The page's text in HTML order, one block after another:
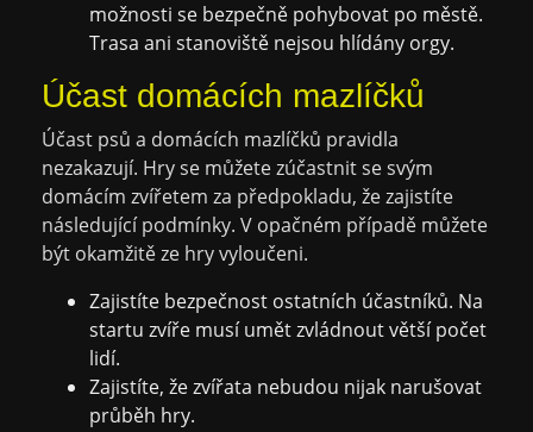
možnosti se bezpečně pohybovat po městě.
Trasa ani stanoviště nejsou hlídány orgy.
Účast domácích mazlíčků
Účast psů a domácích mazlíčků pravidla
nezakazují. Hry se můžete zúčastnit se svým
domácím zvířetem za předpokladu, že zajistíte
následující podmínky. V opačném případě můžete
být okamžitě ze hry vyloučeni.
Zajistíte bezpečnost ostatních účastníků. Na
startu zvíře musí umět zvládnout větší počet
lidí.
Zajistíte, že zvířata nebudou nijak narušovat
průběh hry.